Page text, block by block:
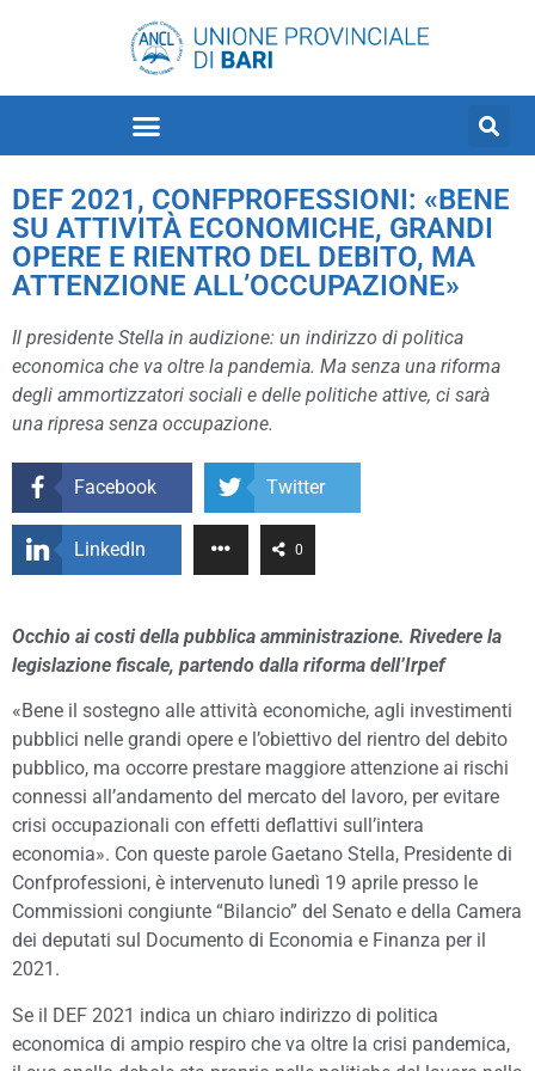
DEF 2021, CONFPROFESSIONI: «BENE
SU ATTIVITÀ ECONOMICHE, GRANDI
OPERE E RIENTRO DEL DEBITO, MA
ATTENZIONE ALL’OCCUPAZIONE»
Il presidente Stella in audizione: un indirizzo di politica
economica che va oltre la pandemia. Ma senza una riforma
degli ammortizzatori sociali e delle politiche attive, ci sarà
una ripresa senza occupazione.
Facebook Twitter
LinkedIn 0
Occhio ai costi della pubblica amministrazione. Rivedere la
legislazione fiscale, partendo dalla riforma dell’Irpef
«Bene il sostegno alle attività economiche, agli investimenti
pubblici nelle grandi opere e l’obiettivo del rientro del debito
pubblico, ma occorre prestare maggiore attenzione ai rischi
connessi all’andamento del mercato del lavoro, per evitare
crisi occupazionali con effetti deflattivi sull’intera
economia». Con queste parole Gaetano Stella, Presidente di
Confprofessioni, è intervenuto lunedì 19 aprile presso le
Commissioni congiunte “Bilancio” del Senato e della Camera
dei deputati sul Documento di Economia e Finanza per il
2021.
Se il DEF 2021 indica un chiaro indirizzo di politica
economica di ampio respiro che va oltre la crisi pandemica,